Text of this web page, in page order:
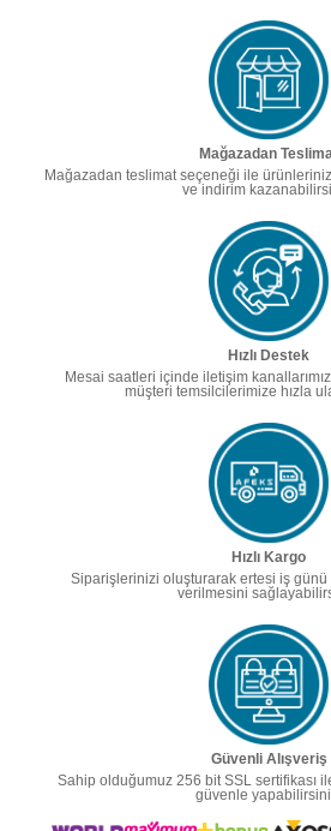
Mağazadan
Mağazadan teslimat seçeneği ile
ve indirim
Hızlı Destek
Mesai saatleri içinde iletişim
müşteri temsilcilerimize hızla
Hızlı Kargo
Siparişlerinizi oluşturarak ertesi iş
verilmesini
Güvenli Alışveriş
Sahip olduğumuz 256 bit SSL sertifikası
güvenle